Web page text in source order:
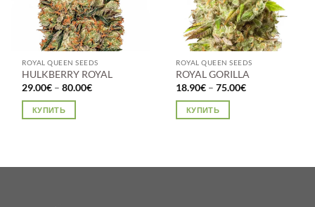
ROYAL QUEEN SEEDS
HULKBERRY ROYAL
29.00€ – 80.00€Диапазон
КУПИТЬ
несколько
ROYAL QUEEN SEEDS
ROYAL GORILLA
18.90€ – 75.00€Диапазон
КУПИТЬ
несколько